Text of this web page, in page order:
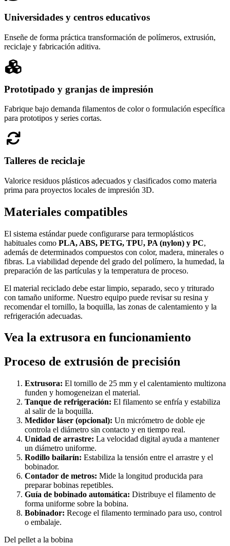
Universidades y centros educativos
Enseñe de forma práctica transformación de polímeros, extrusión,
reciclaje y fabricación aditiva.
Prototipado y granjas de impresión
Fabrique bajo demanda filamentos de color o formulación específica
para prototipos y series cortas.
Talleres de reciclaje
Valorice residuos plásticos adecuados y clasificados como materia
prima para proyectos locales de impresión 3D.
Materiales compatibles
El sistema estándar puede configurarse para termoplásticos
habituales como PLA, ABS, PETG, TPU, PA (nylon) y PC,
además de determinados compuestos con color, madera, minerales o
fibras. La viabilidad depende del grado del polímero, la humedad, la
preparación de las partículas y la temperatura de proceso.
El material reciclado debe estar limpio, separado, seco y triturado
con tamaño uniforme. Nuestro equipo puede revisar su resina y
recomendar el tornillo, la boquilla, las zonas de calentamiento y la
refrigeración adecuadas.
Vea la extrusora en funcionamiento
Proceso de extrusión de precisión
Extrusora: El tornillo de 25 mm y el calentamiento multizona
funden y homogeneizan el material.
Tanque de refrigeración: El filamento se enfría y estabiliza
al salir de la boquilla.
Medidor láser (opcional): Un micrómetro de doble eje
controla el diámetro sin contacto y en tiempo real.
Unidad de arrastre: La velocidad digital ayuda a mantener
un diámetro uniforme.
Rodillo bailarín: Estabiliza la tensión entre el arrastre y el
bobinador.
Contador de metros: Mide la longitud producida para
preparar bobinas repetibles.
Guía de bobinado automática: Distribuye el filamento de
forma uniforme sobre la bobina.
Bobinador: Recoge el filamento terminado para uso, control
o embalaje.
Del pellet a la bobina